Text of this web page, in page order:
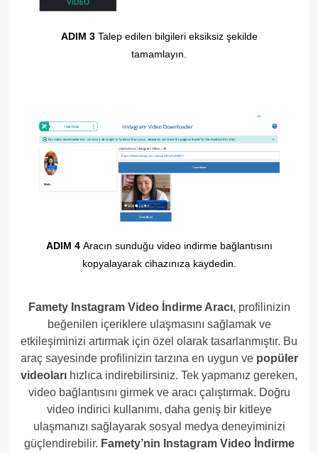
ADIM 3 Talep edilen bilgileri eksiksiz şekilde
tamamlayın.
ADIM 4 Aracın sunduğu video indirme bağlantısını
kopyalayarak cihazınıza kaydedin.
Famety Instagram Video İndirme Aracı, profilinizin
beğenilen içeriklere ulaşmasını sağlamak ve
etkileşiminizi artırmak için özel olarak tasarlanmıştır. Bu
araç sayesinde profilinizin tarzına en uygun ve popüler
videoları hızlıca indirebilirsiniz. Tek yapmanız gereken,
video bağlantısını girmek ve aracı çalıştırmak. Doğru
video indirici kullanımı, daha geniş bir kitleye
ulaşmanızı sağlayarak sosyal medya deneyiminizi
güçlendirebilir. Famety’nin Instagram Video İndirme